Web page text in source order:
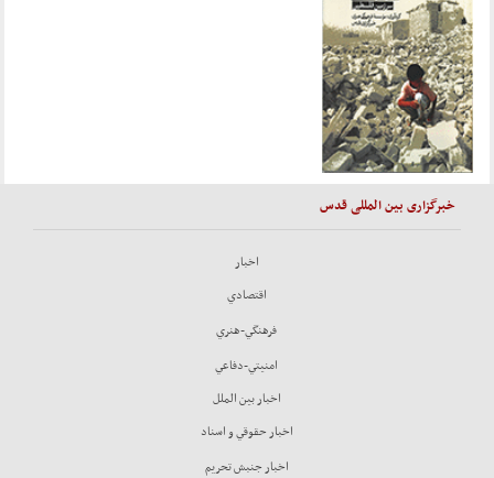
خبرگزاری بین المللی قدس
اخبار
اقتصادي
فرهنگي-هنري
امنيتي-دفاعي
اخبار بين الملل
اخبار حقوقي و اسناد
اخبار جنبش تحريم